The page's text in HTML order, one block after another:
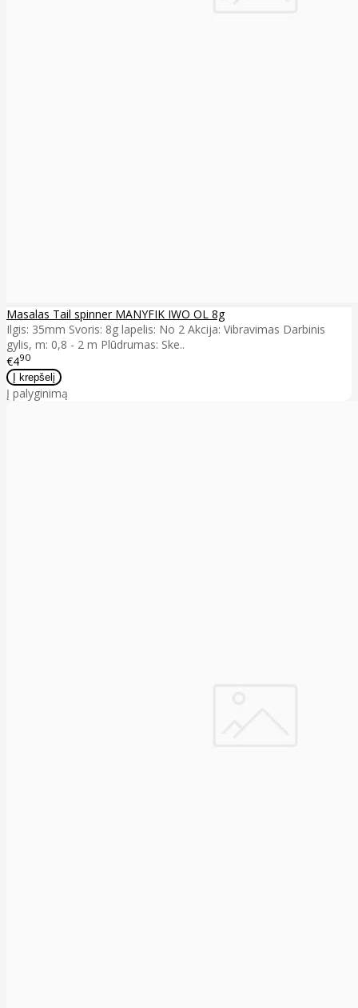
Masalas Tail spinner MANYFIK IWO OL 8g
Ilgis: 35mm Svoris: 8g lapelis: No 2 Akcija: Vibravimas Darbinis
gylis, m: 0,8 - 2 m Plūdrumas: Ske..
€490
Į palyginimą